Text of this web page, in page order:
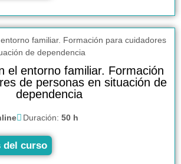
el entorno familiar. Formación
de personas en situación de
dependencia
Duración: 50 h
del curso